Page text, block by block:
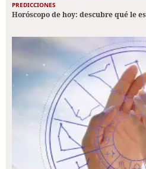
PREDICCIONES
Horóscopo de hoy: descubre qué le